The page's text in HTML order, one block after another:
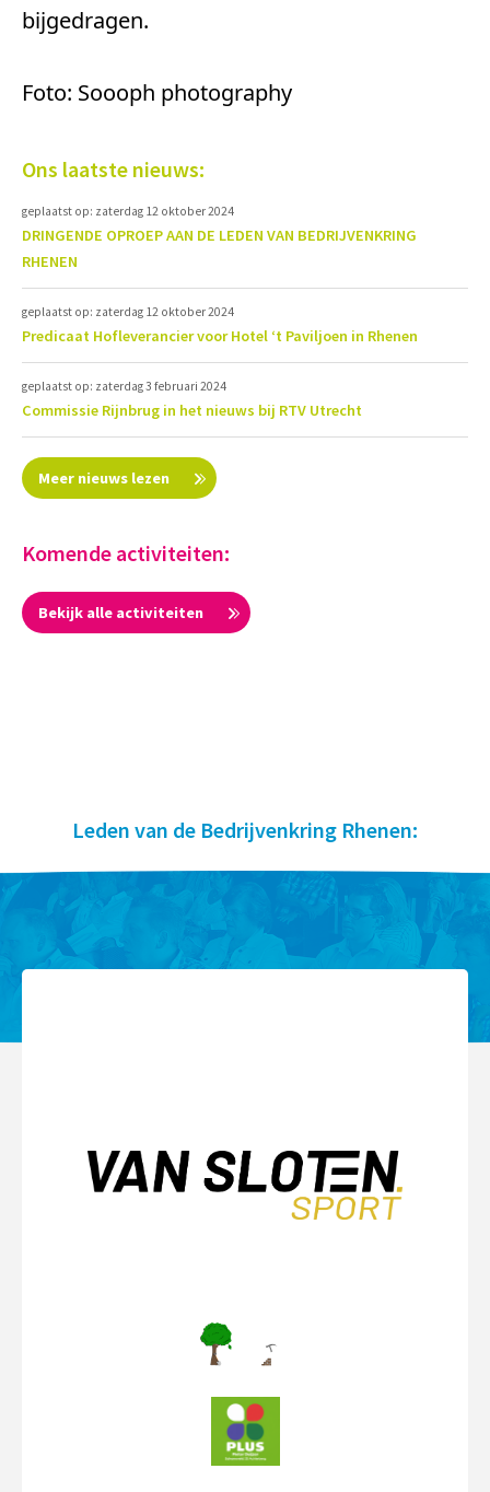
bijgedragen.
Foto: Soooph photography
Ons laatste nieuws:
geplaatst op: zaterdag 12 oktober 2024
DRINGENDE OPROEP AAN DE LEDEN VAN BEDRIJVENKRING
RHENEN
geplaatst op: zaterdag 12 oktober 2024
Predicaat Hofleverancier voor Hotel ‘t Paviljoen in Rhenen
geplaatst op: zaterdag 3 februari 2024
Commissie Rijnbrug in het nieuws bij RTV Utrecht
Meer nieuws lezen
Komende activiteiten:
Bekijk alle activiteiten
Leden van de Bedrijvenkring Rhenen: